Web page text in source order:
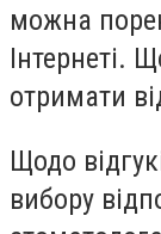
можна
Інтернеті.
отримати
Щодо
вибору